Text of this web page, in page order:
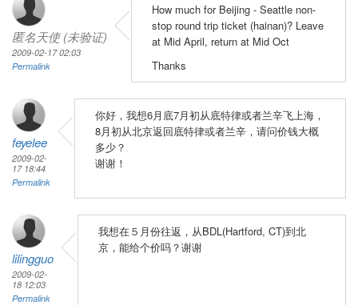
匿名天使 (未验证)
2009-02-17 02:03
Permalink
How much for Beijing - Seattle non-
stop round trip ticket (hainan)? Leave
at Mid April, return at Mid Oct
Thanks
feyelee
2009-02-
17 18:44
Permalink
你好，我想6月底7月初从底特律或者兰辛飞上海，
8月初从北京返回底特律或者兰辛，请问价钱大概
多少？
谢谢！
lilingguo
2009-02-
18 12:03
Permalink
我想在５月份往返，从BDL(Hartford, CT)到北
京，能给个价吗？谢谢